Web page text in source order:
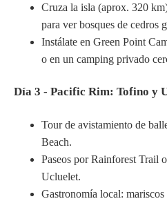
Cruza la isla (aprox. 320
para ver bosques de cedros
Instálate en Green Point
o en un camping privado
Día 3 - Pacific Rim: Tofino y
Tour de avistamiento de
Beach.
Paseos por Rainforest Trail
Ucluelet.
Gastronomía local: